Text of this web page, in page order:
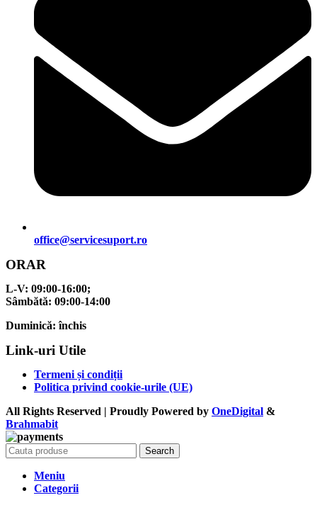
office@servicesuport.ro
ORAR
L-V: 09:00-16:00;
Sâmbătă: 09:00-14:00
Duminică: închis
Link-uri Utile
Termeni și condiții
Politica privind cookie-urile (UE)
All Rights Reserved | Proudly Powered by OneDigital &
Brahmabit
Search
Meniu
Categorii